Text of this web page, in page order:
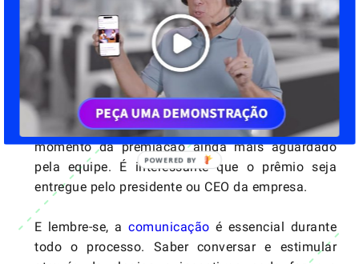
O resultado final do time de vendas pode ser
deixado em segredo e só revelado em uma
premiação final. Seja ela uma festa ou um jantar,
dependendo do orçamento que você tenha para
isso, fazer com que seja uma ocasião
descontraída e de comemoração pode tornar o
momento da premiação ainda mais aguardado
pela equipe. É interessante que o prêmio seja
entregue pelo presidente ou CEO da empresa.
E lembre-se, a comunicação é essencial durante
todo o processo. Saber conversar e estimular